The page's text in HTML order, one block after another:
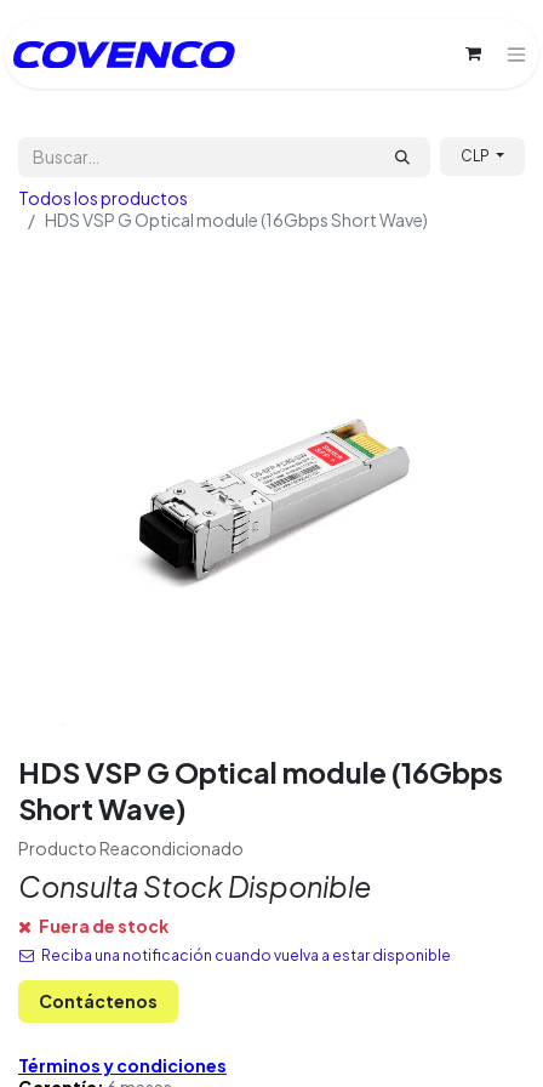
CLP
Todos los productos
HDS VSP G Optical module (16Gbps Short Wave)
HDS VSP G Optical module (16Gbps
Short Wave)
Producto Reacondicionado
Consulta Stock Disponible
Fuera de stock
Reciba una notificación cuando vuelva a estar disponible
Contáctenos
Términos y condiciones